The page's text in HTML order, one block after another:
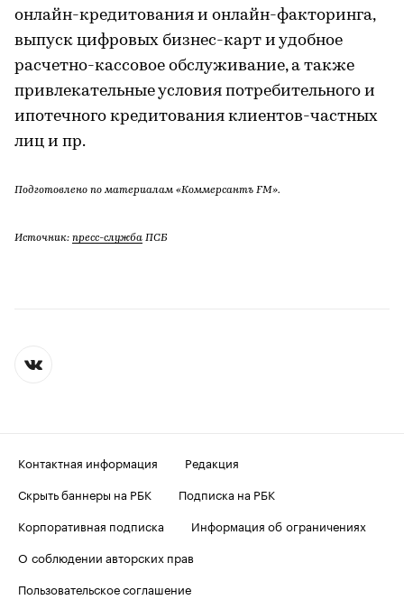
онлайн-кредитования и онлайн-факторинга,
выпуск цифровых бизнес-карт и удобное
расчетно-кассовое обслуживание, а также
привлекательные условия потребительного и
ипотечного кредитования клиентов-частных
лиц и пр.
Подготовлено по материалам «Коммерсантъ FM».
Источник: пресс-служба ПСБ
Контактная информация
Редакция
Скрыть баннеры на РБК
Подписка на РБК
Корпоративная подписка
Информация об ограничениях
О соблюдении авторских прав
Пользовательское соглашение